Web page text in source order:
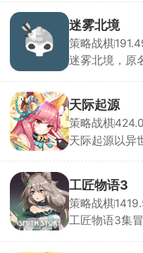
生之旅。白天
资源、升级基
塔、兵营等各
的家园。夜晚
迷雾北境
策略战棋
迷雾北境，原
将你带入神秘
化身勇敢王子
园、抵御入侵
座随机生成岛
兵、弓箭手、
兵种技能特点
人特性巧妙搭
简单易上手，
天际起源
策略战棋
天际起源以异
用精致的二次
式奇幻体验。
色角色，通过
容，体验深度
工匠物语3
策略战棋
工匠物语3集